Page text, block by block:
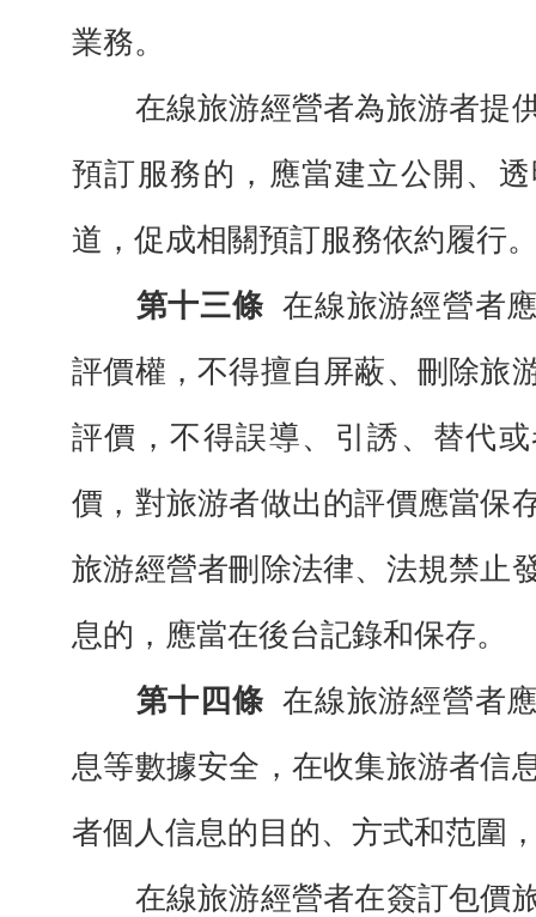
業務。
在線旅游經營者為旅游者提
預訂服務的，應當建立公開、
道，促成相關預訂服務依約履行
第十三條 在線旅游經營者
評價權，不得擅自屏蔽、刪除旅
評價，不得誤導、引誘、替代
價，對旅游者做出的評價應當保
旅游經營者刪除法律、法規禁止
息的，應當在後台記錄和保存。
第十四條 在線旅游經營者
息等數據安全，在收集旅游者信
者個人信息的目的、方式和范圍
在線旅游經營者在簽訂包價